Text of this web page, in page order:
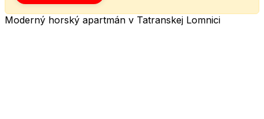
Moderný horský apartmán v Tatranskej Lomnici